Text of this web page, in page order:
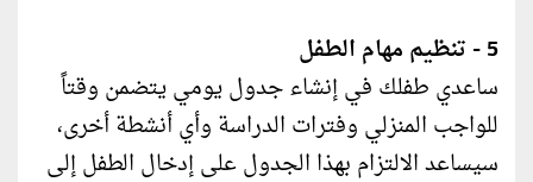
5 - تنظيم مهام الطفل
ساعدي طفلك في إنشاء جدول يومي يتضمن وقتاً
للواجب المنزلي وفترات الدراسة وأي أنشطة أخرى،
سيساعد الالتزام بهذا الجدول على إدخال الطفل إلى